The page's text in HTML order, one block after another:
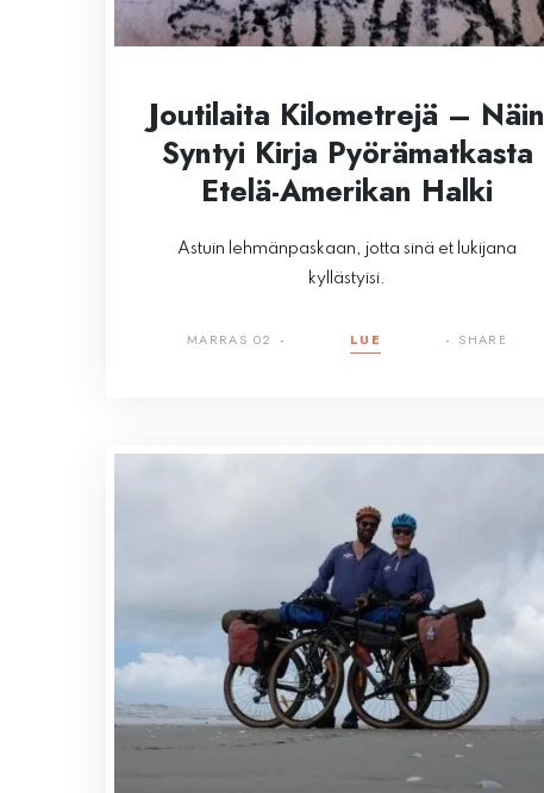
Joutilaita Kilometrejä – Näin
Syntyi Kirja Pyörämatkasta
Etelä-Amerikan Halki
Astuin lehmänpaskaan, jotta sinä et lukijana
kyllästyisi.
MARRAS 02 LUE SHARE